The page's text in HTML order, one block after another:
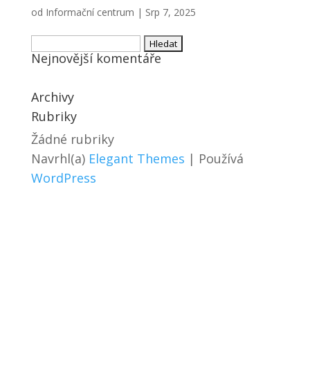
od Informační centrum | Srp 7, 2025
Vyhledávání
Nejnovější komentáře
Archivy
Rubriky
Žádné rubriky
Navrhl(a) Elegant Themes | Používá
WordPress